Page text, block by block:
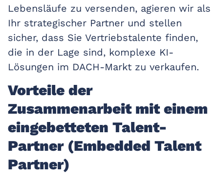
Lebensläufe zu versenden, agieren wir als
Ihr strategischer Partner und stellen
sicher, dass Sie Vertriebstalente finden,
die in der Lage sind, komplexe KI-
Lösungen im DACH-Markt zu verkaufen.
Vorteile der
Zusammenarbeit mit einem
eingebetteten Talent-
Partner (Embedded Talent
Partner)